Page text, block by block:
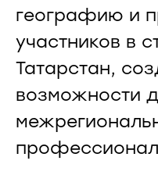
географию и
участников в
Татарстан,
возможности